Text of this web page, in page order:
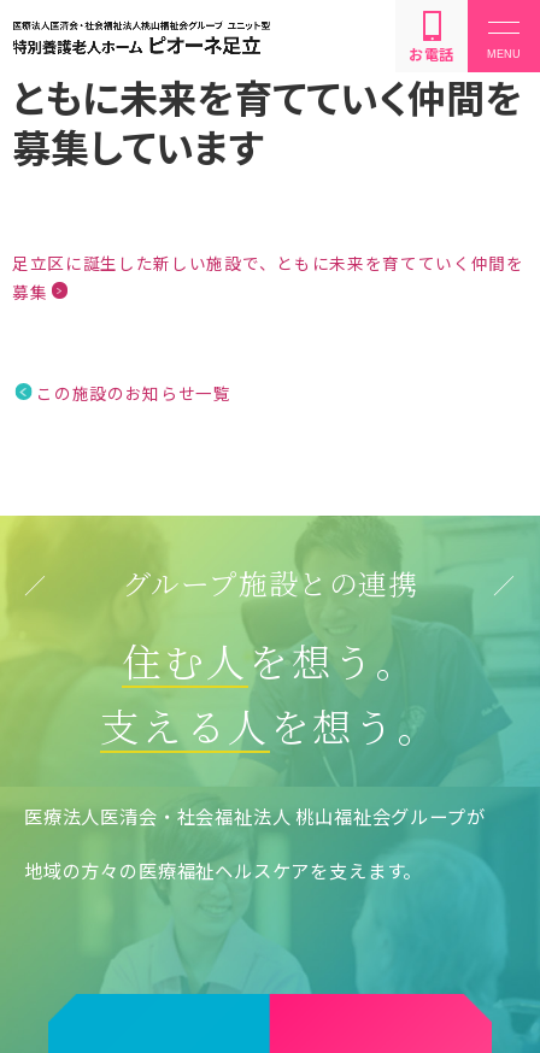
お電話
03-5831-5226
03-5831-5227
ともに未来を育てていく仲間を
募集しています
足立区に誕生した新しい施設で、ともに未来を育てていく仲間を
募集
この施設のお知らせ一覧
グループ施設との連携
住む人を想う。
支える人 を想う。
医療法人医清会・社会福祉法人 桃山福祉会グループが
地域の方々の医療福祉ヘルスケアを支えます。